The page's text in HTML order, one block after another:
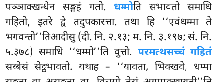
पञ्ञाक्खन्धेन सङ्गहं गतो. धम्मोति सभावतो समाधि
गहितो, इतरे द्वे तदुपकारत्ता. तथा हि ‘‘एवंधम्मा ते
भगवन्तो’’तिआदीसु (दी. नि. २.१३; म. नि. ३.१९७; सं. नि.
५.३७८) समाधि ‘‘धम्मो’’ति वुत्तो. परमत्थसच्चं गहितं
सब्बेसं सेट्ठभावतो. यथाह – ‘‘यावता, भिक्खवे, धम्मा